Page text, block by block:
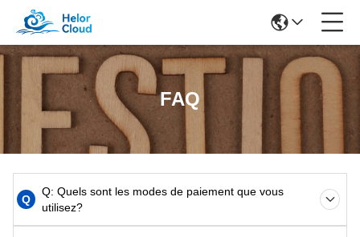
FAQ
Q
Q: Quels sont les modes de paiement que vous
utilisez?